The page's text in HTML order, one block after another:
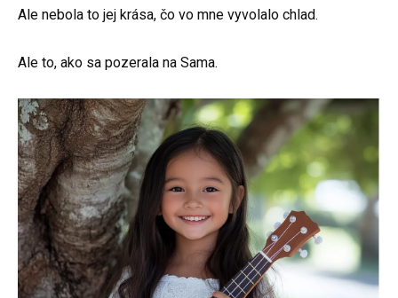
Ale nebola to jej krása, čo vo mne vyvolalo chlad.
Ale to, ako sa pozerala na Sama.